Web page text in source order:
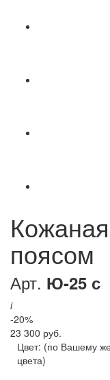
поясом
Арт. Ю-25 с
i
-20%
23 300 руб.
Цвет: (по Вашему
цвета)